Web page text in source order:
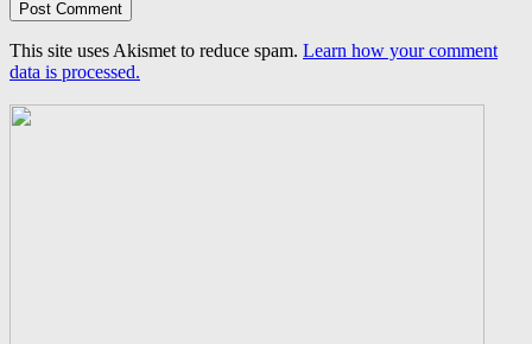
This site uses Akismet to reduce spam. Learn how your comment
data is processed.